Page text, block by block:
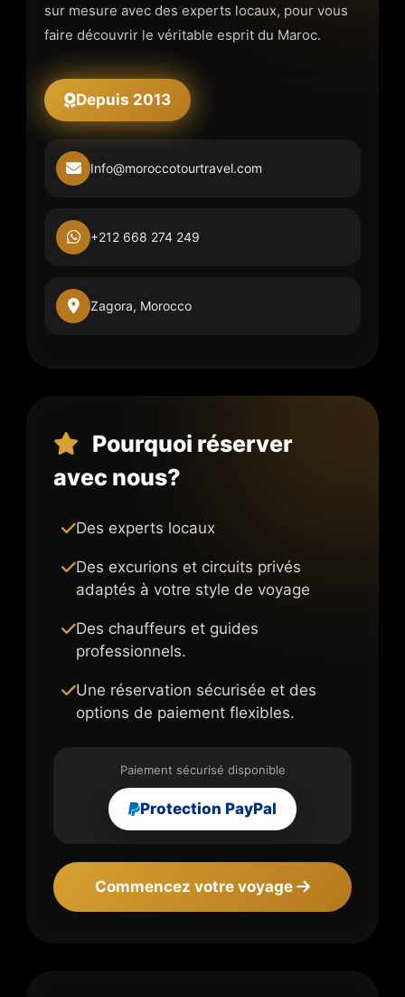
sur mesure avec des experts locaux, pour vous
faire découvrir le véritable esprit du Maroc.
Depuis 2013
Info@moroccotourtravel.com
+212 668 274 249
Zagora, Morocco
Pourquoi réserver
avec nous?
Des experts locaux
Des excurions et circuits privés
adaptés à votre style de voyage
Des chauffeurs et guides
professionnels.
Une réservation sécurisée et des
options de paiement flexibles.
Paiement sécurisé disponible
Protection PayPal
Commencez votre voyage